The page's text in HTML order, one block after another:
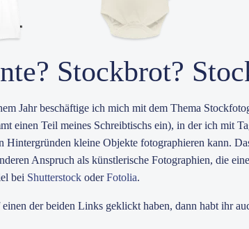
Stockbrot?
Jahr beschäftige ich mich mit dem Thema
einen Teil meines Schreibtischs ein), in der ich mit
Hintergründen kleine Objekte fotographieren kann.
Anspruch als künstlerische Fotographien, die
bei Shutterstock oderFotolia.
der beiden Links geklickt haben, dann habt ihr